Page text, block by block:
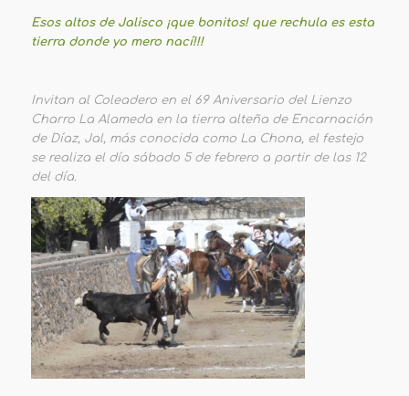
Esos altos de Jalisco ¡que bonitos! que rechula es esta
tierra donde yo mero nací!!!
Invitan al Coleadero en el 69 Aniversario del Lienzo
Charro La Alameda en la tierra alteña de Encarnación
de Díaz, Jal, más conocida como La Chona, el festejo
se realiza el día sábado 5 de febrero a partir de las 12
del día.